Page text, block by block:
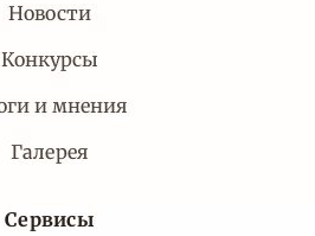
Новости
Конкурсы
и мнения
Галерея
Сервисы